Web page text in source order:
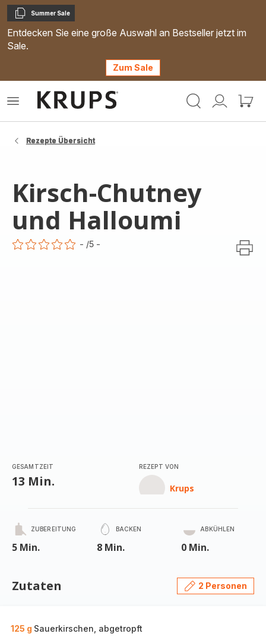
Kopieren
Summer Sale
Entdecken Sie eine große Auswahl an Bestseller jetzt im
Sale.
Zum Sale
Mein
Mein
Das
Rezepte Übersicht
Kirsch-Chutney
und Halloumi
- /5 -
GESAMTZEIT
13 Min.
REZEPT VON
Krups
ZUBEREITUNG
5 Min.
BACKEN
8 Min.
ABKÜHLEN
0 Min.
Zutaten 2 Personen
125 g Sauerkirschen, abgetropft